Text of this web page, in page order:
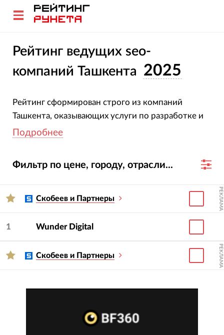
Рейтинг ведущих seo-
компаний Ташкента 2025
Рейтинг сформирован строго из компаний
Ташкента, оказывающих услуги по разработке и
проведению seo-кампаний.
продвигает сайтов и чем выше значимость этих
Кликайте по названиям компаний, изучайте их
карточки и сайты. В случае необходимости вы
можете провести тендер, отметив нескольких
участников рейтинга галочками и нажав кнопку
«Организовать тендер».
Подробнее
Фильтр по цене, городу, отрасли...
Скобеев и Партнеры РЕКЛАМА
1 Wunder Digital
Скобеев и Партнеры РЕКЛАМА